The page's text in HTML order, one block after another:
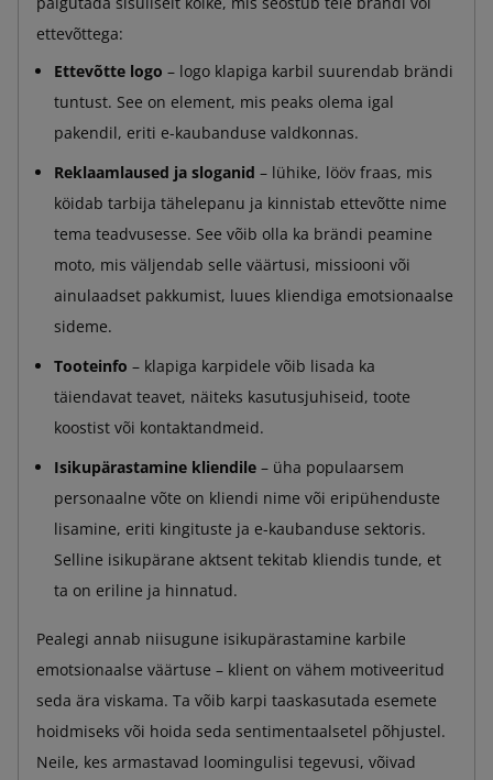
ettevõttega:
Ettevõtte logo – logo klapiga karbil suurendab brändi
tuntust. See on element, mis peaks olema igal
pakendil, eriti e-kaubanduse valdkonnas.
Reklaamlaused ja sloganid – lühike, lööv fraas, mis
köidab tarbija tähelepanu ja kinnistab ettevõtte nime
tema teadvusesse. See võib olla ka brändi peamine
moto, mis väljendab selle väärtusi, missiooni või
ainulaadset pakkumist, luues kliendiga emotsionaalse
sideme.
Tooteinfo – klapiga karpidele võib lisada ka
täiendavat teavet, näiteks kasutusjuhiseid, toote
koostist või kontaktandmeid.
Isikupärastamine kliendile – üha populaarsem
personaalne võte on kliendi nime või eripühenduste
lisamine, eriti kingituste ja e-kaubanduse sektoris.
Selline isikupärane aktsent tekitab kliendis tunde, et
ta on eriline ja hinnatud.
Pealegi annab niisugune isikupärastamine karbile
emotsionaalse väärtuse – klient on vähem motiveeritud
seda ära viskama. Ta võib karpi taaskasutada esemete
hoidmiseks või hoida seda sentimentaalsetel põhjustel.
Neile, kes armastavad loomingulisi tegevusi, võivad